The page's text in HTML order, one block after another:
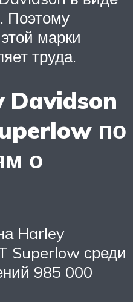
Поэтому
марки
труда.
Davidson
по
о
Harley
Superlow среди
985 000